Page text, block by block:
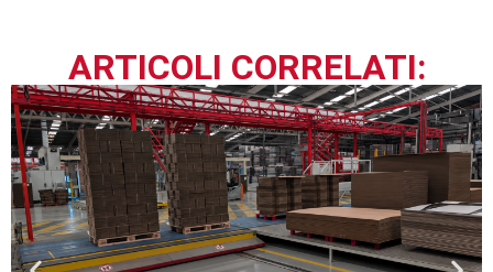
ARTICOLI CORRELATI: